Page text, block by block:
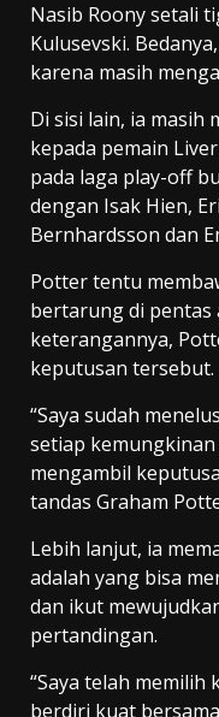
Nasib Roony setali
Kulusevski.
karena masih
Di sisi lain, ia masih
kepada pemain
pada laga play-off
dengan Isak Hien,
Bernhardsson dan
Potter tentu
bertarung di pentas
keterangannya,
keputusan tersebut.
“Saya sudah
setiap
mengambil
tandas Graham
Lebih lanjut, ia
adalah yang bisa
dan ikut
pertandingan.
“Saya telah memilih
berdiri kuat